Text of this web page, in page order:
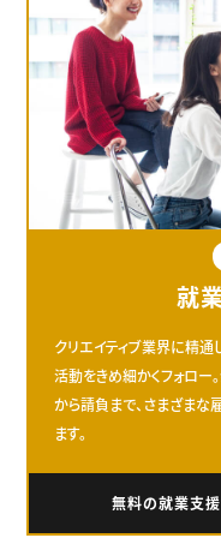
就
クリエイティブ業界に精
活動をきめ細かくフォロー
から請負まで、さまざま
ます。
無料の就業支